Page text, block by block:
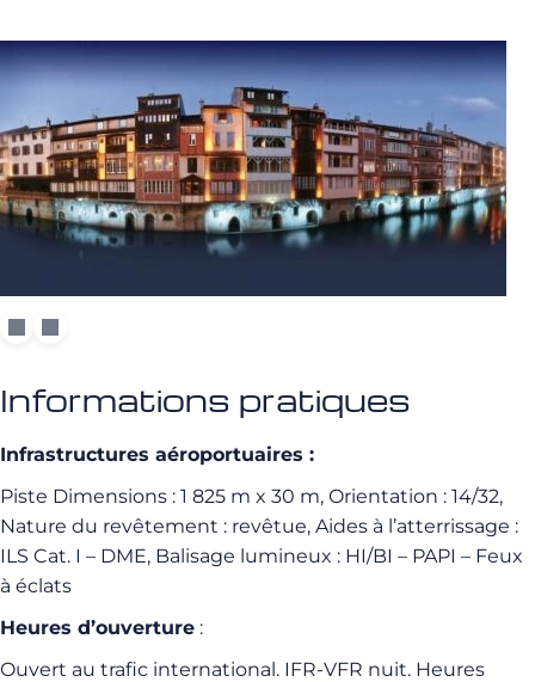
Informations pratiques
Infrastructures aéroportuaires :
Piste Dimensions : 1 825 m x 30 m, Orientation : 14/32,
Nature du revêtement : revêtue, Aides à l’atterrissage :
ILS Cat. I – DME, Balisage lumineux : HI/BI – PAPI – Feux
à éclats
Heures d’ouverture :
Ouvert au trafic international. IFR-VFR nuit. Heures